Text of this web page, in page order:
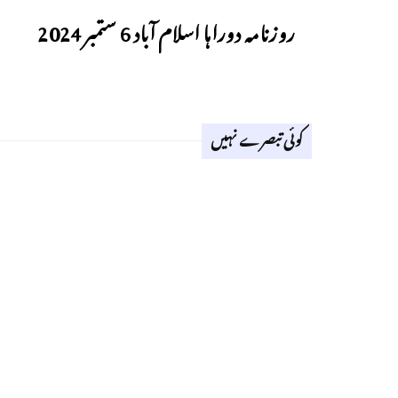
روزنامہ دوراہا اسلام آباد 6 ستمبر 2024
کوئی تبصرے نہیں